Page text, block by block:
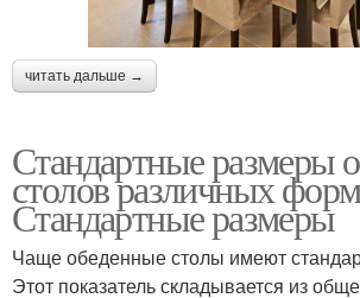
читать дальше →
Стандартные размеры
столов различных
Стандартные размеры
Чаще обеденные столы имеют
Этот показатель складывается из